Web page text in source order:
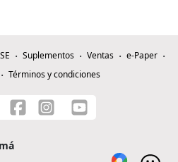
Suplementos Ventas
e-Paper
Términos y condiciones